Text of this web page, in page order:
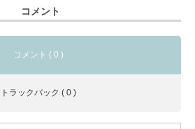
コメント
コメント ( 0 )
トラックバック ( 0 )